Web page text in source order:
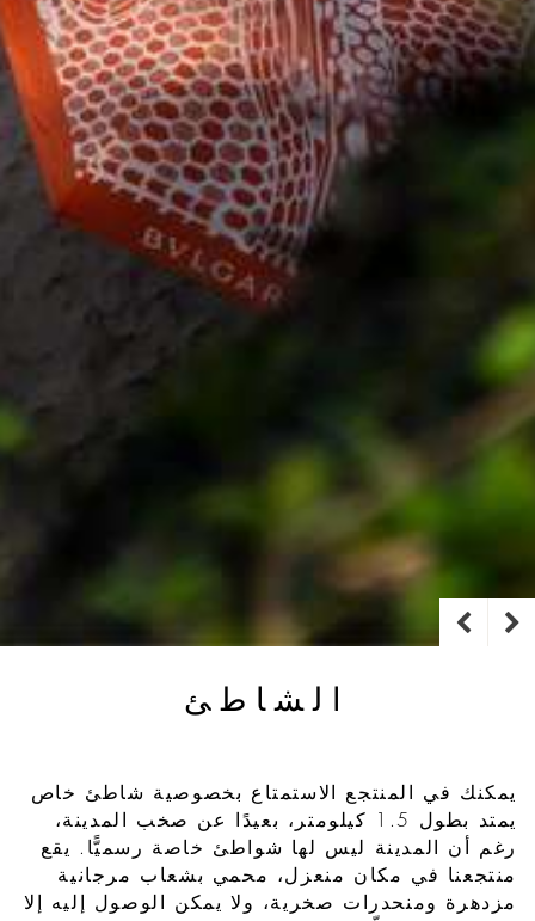
الشاطئ
يمكنك في المنتجع الاستمتاع بخصوصية شاطئ خاص
يمتد بطول 1.5 كيلومتر، بعيدًا عن صخب المدينة،
رغم أن المدينة ليس لها شواطئ خاصة رسميًّا. يقع
منتجعنا في مكان منعزل، محمي بشعاب مرجانية
مزدهرة ومنحدرات صخرية، ولا يمكن الوصول إليه إلا